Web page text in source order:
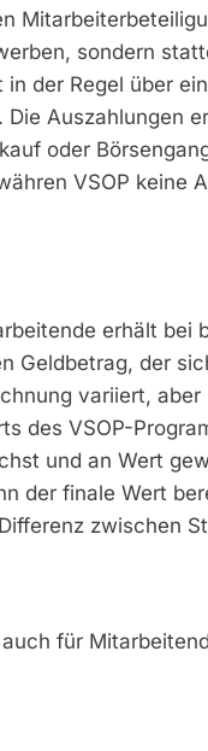
sondern
der Regel über
Auszahlungen
oder
VSOP keine
erhält bei
Geldbetrag, der
variiert,
des VSOP-
und an Wert
der finale Wert
zwischen
für